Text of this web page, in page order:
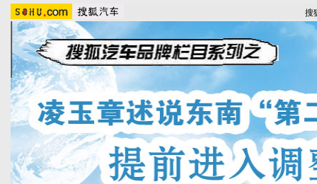
搜